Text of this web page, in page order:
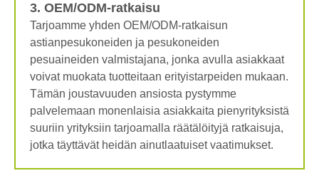
3. OEM/ODM-ratkaisu
Tarjoamme yhden OEM/ODM-ratkaisun
astianpesukoneiden ja pesukoneiden
pesuaineiden valmistajana, jonka avulla asiakkaat
voivat muokata tuotteitaan erityistarpeiden mukaan.
Tämän joustavuuden ansiosta pystymme
palvelemaan monenlaisia ​​asiakkaita pienyrityksistä
suuriin yrityksiin tarjoamalla räätälöityjä ratkaisuja,
jotka täyttävät heidän ainutlaatuiset vaatimukset.